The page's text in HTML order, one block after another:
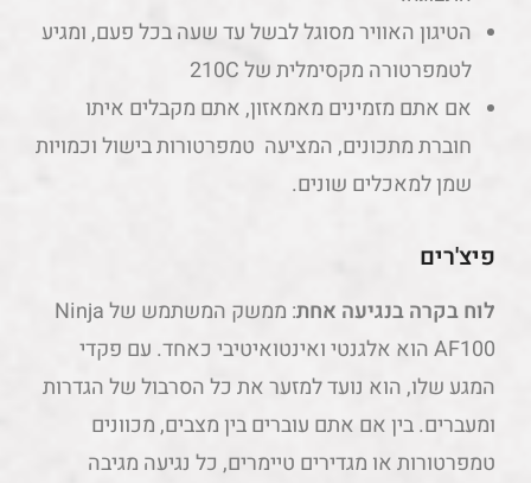
הטיגון האוויר מסוגל לבשל עד שעה בכל פעם, ומגיע
לטמפרטורה מקסימלית של 210C
אם אתם מזמינים מאמאזון, אתם מקבלים איתו
חוברת מתכונים, המציעה טמפרטורות בישול וכמויות
שמן למאכלים שונים.
פיצ'רים
לוח בקרה בנגיעה אחת
: ממשק המשתמש של Ninja
AF100 הוא אלגנטי ואינטואיטיבי כאחד. עם פקדי
המגע שלו, הוא נועד למזער את כל הסרבול של הגדרות
ומעברים. בין אם אתם עוברים בין מצבים, מכוונים
טמפרטורות או מגדירים טיימרים, כל נגיעה מגיבה